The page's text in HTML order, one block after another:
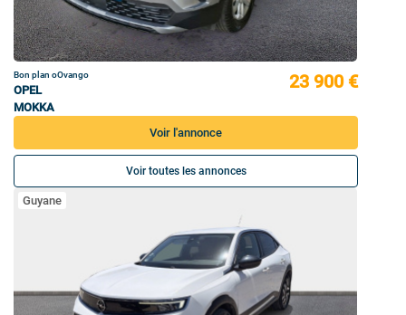
Bon plan oOvango
OPEL
MOKKA
23 900 €
Voir l'annonce
Voir toutes les annonces
Guyane